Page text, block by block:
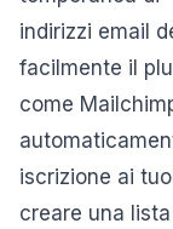
indirizzi email
facilmente il
come
iscrizione ai
creare una